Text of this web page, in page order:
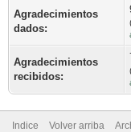
Agradecimientos
dados:
Agradecimientos
recibidos:
Indice Volver arriba